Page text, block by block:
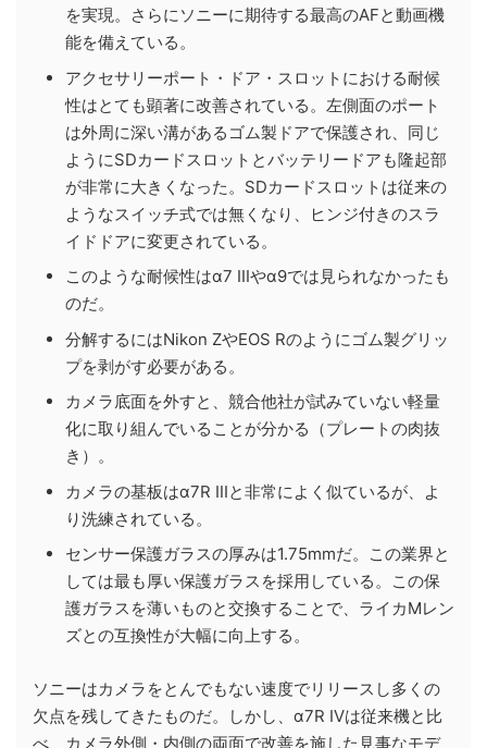
を実現。さらにソニーに期待する最高のAFと動画機
能を備えている。
アクセサリーポート・ドア・スロットにおける耐候
性はとても顕著に改善されている。左側面のポート
は外周に深い溝があるゴム製ドアで保護され、同じ
ようにSDカードスロットとバッテリードアも隆起部
が非常に大きくなった。SDカードスロットは従来の
ようなスイッチ式では無くなり、ヒンジ付きのスラ
イドドアに変更されている。
このような耐候性はα7 IIIやα9では見られなかったも
のだ。
分解するにはNikon ZやEOS Rのようにゴム製グリッ
プを剥がす必要がある。
カメラ底面を外すと、競合他社が試みていない軽量
化に取り組んでいることが分かる（プレートの肉抜
き）。
カメラの基板はα7R IIIと非常によく似ているが、よ
り洗練されている。
センサー保護ガラスの厚みは1.75mmだ。この業界と
しては最も厚い保護ガラスを採用している。この保
護ガラスを薄いものと交換することで、ライカMレン
ズとの互換性が大幅に向上する。
ソニーはカメラをとんでもない速度でリリースし多くの
欠点を残してきたものだ。しかし、α7R IVは従来機と比
べ、カメラ外側・内側の両面で改善を施した見事なモデ